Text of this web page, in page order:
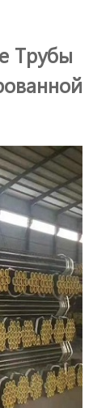
Трубы